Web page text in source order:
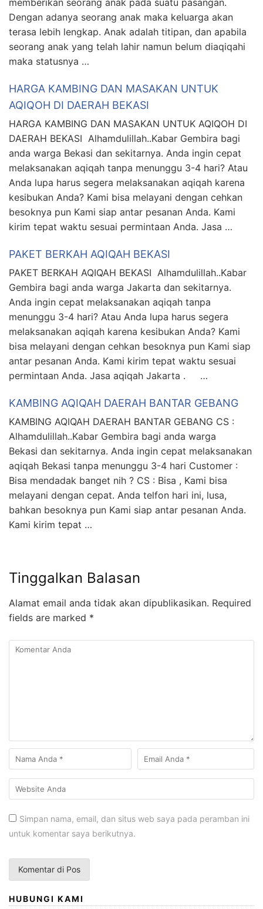
memberikan seorang anak pada suatu pasangan.
Dengan adanya seorang anak maka keluarga akan
terasa lebih lengkap. Anak adalah titipan, dan apabila
seorang anak yang telah lahir namun belum diaqiqahi
maka statusnya …
HARGA KAMBING DAN MASAKAN UNTUK
AQIQOH DI DAERAH BEKASI
HARGA KAMBING DAN MASAKAN UNTUK AQIQOH DI
DAERAH BEKASI Alhamdulillah..Kabar Gembira bagi
anda warga Bekasi dan sekitarnya. Anda ingin cepat
melaksanakan aqiqah tanpa menunggu 3-4 hari? Atau
Anda lupa harus segera melaksanakan aqiqah karena
kesibukan Anda? Kami bisa melayani dengan cehkan
besoknya pun Kami siap antar pesanan Anda. Kami
kirim tepat waktu sesuai permintaan Anda. Jasa …
PAKET BERKAH AQIQAH BEKASI
PAKET BERKAH AQIQAH BEKASI Alhamdulillah..Kabar
Gembira bagi anda warga Jakarta dan sekitarnya.
Anda ingin cepat melaksanakan aqiqah tanpa
menunggu 3-4 hari? Atau Anda lupa harus segera
melaksanakan aqiqah karena kesibukan Anda? Kami
bisa melayani dengan cehkan besoknya pun Kami siap
antar pesanan Anda. Kami kirim tepat waktu sesuai
permintaan Anda. Jasa aqiqah Jakarta . …
KAMBING AQIQAH DAERAH BANTAR GEBANG
KAMBING AQIQAH DAERAH BANTAR GEBANG CS :
Alhamdulillah..Kabar Gembira bagi anda warga
Bekasi dan sekitarnya. Anda ingin cepat melaksanakan
aqiqah Bekasi tanpa menunggu 3-4 hari Customer :
Bisa mendadak banget nih ? CS : Bisa , Kami bisa
melayani dengan cepat. Anda telfon hari ini, lusa,
bahkan besoknya pun Kami siap antar pesanan Anda.
Kami kirim tepat …
Tinggalkan Balasan
Alamat email anda tidak akan dipublikasikan. Required
fields are marked *
Simpan nama, email, dan situs web saya pada peramban ini
untuk komentar saya berikutnya.
HUBUNGI KAMI